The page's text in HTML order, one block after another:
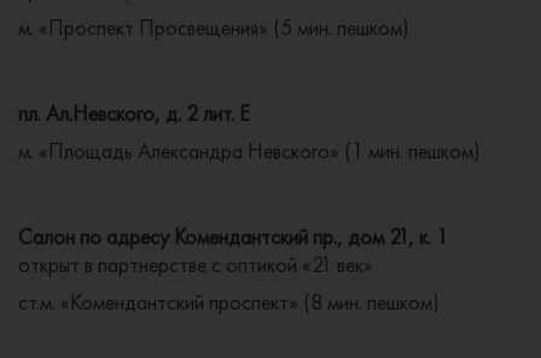
м. «Проспект Просвещения» (5 мин. пешком)
пл. Ал.Невского, д. 2 лит. Е
м. «Площадь Александра Невского» (1 мин. пешком)
Салон по адресу Комендантский пр., дом 21, к. 1
открыт в партнерстве с оптикой «21 век»
ст.м. «Комендантский проспект» (8 мин. пешком)